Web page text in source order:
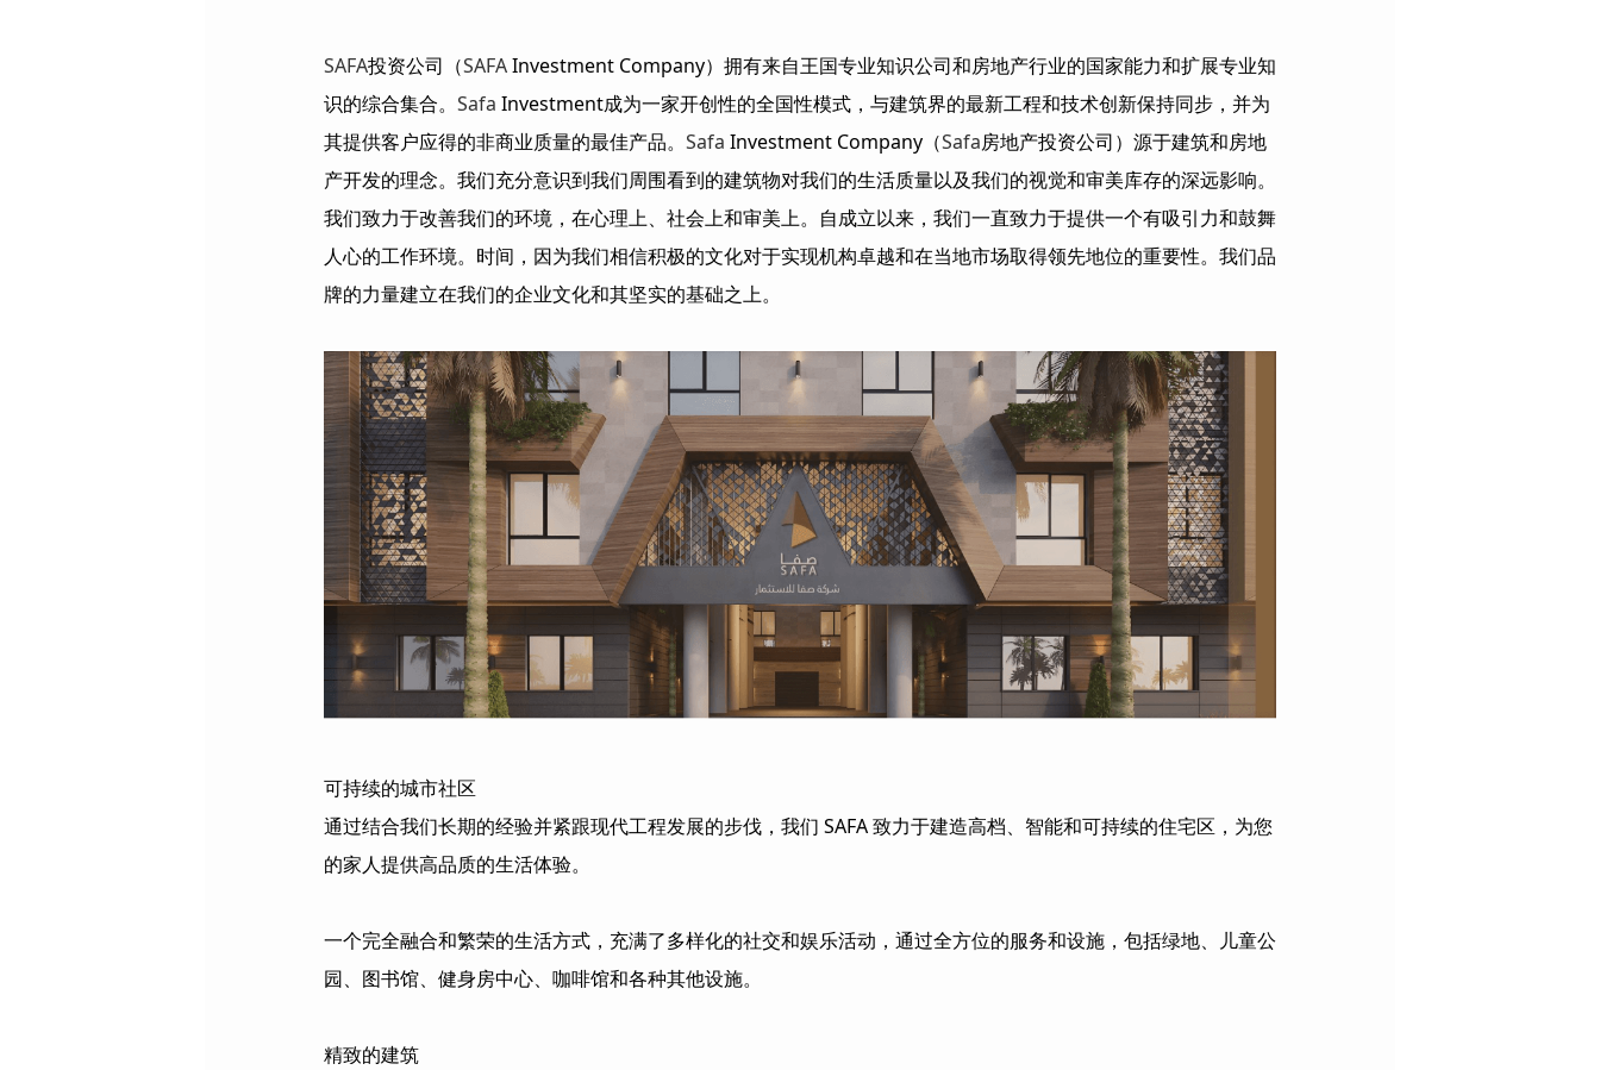
SAFA投资公司（SAFAInvestment Company）拥有来自王国专业知识公司和房地产行业的国家能力和扩展专业知
识的综合集合。 Safa Investment成为一家开创性的全国性模式，与建筑界的最新工程和技术创新保持同步，并为
其提供客户应得的非商业质量的最佳产品。 Safa Investment Company（Safa房地产投资公司）源于建筑和房地
产开发的理念。我们充分意识到我们周围看到的建筑物对我们的生活质量以及我们的视觉和审美库存的深远影响。
我们致力于改善我们的环境，在心理上、社会上和审美上。自成立以来，我们一直致力于提供一个有吸引力和鼓舞
人心的工作环境。时间，因为我们相信积极的文化对于实现机构卓越和在当地市场取得领先地位的重要性。我们品
牌的力量建立在我们的企业文化和其坚实的基础之上。
可持续的城市社区
通过结合我们长期的经验并紧跟现代工程发展的步伐，我们 SAFA 致力于建造高档、智能和可持续的住宅区，为您
的家人提供高品质的生活体验。
一个完全融合和繁荣的生活方式，充满了多样化的社交和娱乐活动，通过全方位的服务和设施，包括绿地、儿童公
园、图书馆、健身房中心、咖啡馆和各种其他设施。
精致的建筑